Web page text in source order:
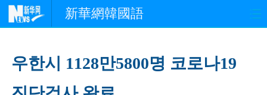
新華網韓國語
경제 포토
우한시 1128만5800명 코로나19